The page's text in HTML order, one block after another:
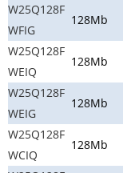
W25Q128F
WFIG
128Mb
W25Q128F
WEIQ
128Mb
W25Q128F
WEIG
128Mb
W25Q128F
WCIQ
128Mb